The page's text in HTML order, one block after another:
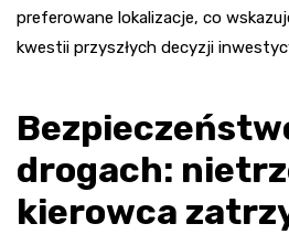
preferowane lokalizacje, co
kwestii przyszłych decyzji
drogach:
kierowca